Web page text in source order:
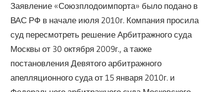
Заявление «Союзплодоимпорта» было подано в
ВАС РФ в начале июля 2010г. Компания просила
суд пересмотреть решение Арбитражного суда
Москвы от 30 октября 2009г., а также
постановления Девятого арбитражного
апелляционного суда от 15 января 2010г. и